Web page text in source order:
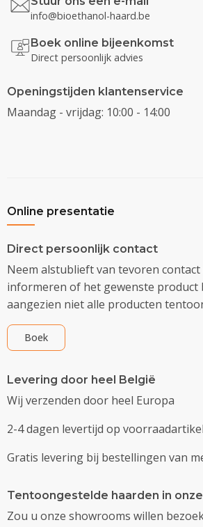
info@bioethanol-haard.be
Boek online bijeenkomst
Direct persoonlijk advies
Openingstijden klantenservice
Maandag - vrijdag: 10:00 - 14:00
Online presentatie
Direct persoonlijk contact
Neem alstublieft van tevoren
informeren of het gewenste product
aangezien niet alle producten
Boek
Levering door heel België
Wij verzenden door heel Europa
2-4 dagen levertijd op
Gratis levering bij bestellingen van
Tentoongestelde haarden in
Zou u onze showrooms willen